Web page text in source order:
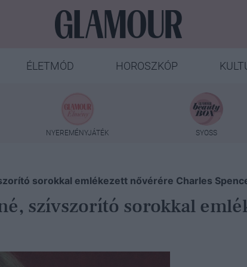
ÉLETMÓD HOROSZKÓP
NYEREMÉNYJÁTÉK SYOSS
sorokkal emlékezett nővérére Charles
szívszorító sorokkal